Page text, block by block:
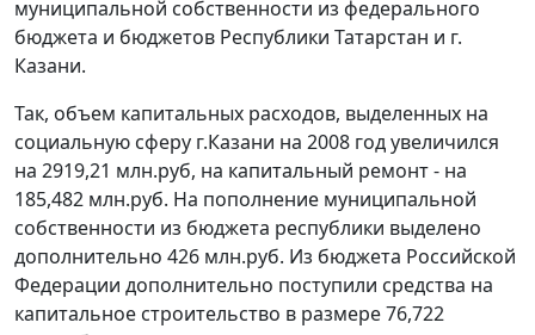
муниципальной собственности из федерального
бюджета и бюджетов Республики Татарстан и г.
Казани.
Так, объем капитальных расходов, выделенных на
социальную сферу г.Казани на 2008 год увеличился
на 2919,21 млн.руб, на капитальный ремонт - на
185,482 млн.руб. На пополнение муниципальной
собственности из бюджета республики выделено
дополнительно 426 млн.руб. Из бюджета Российской
Федерации дополнительно поступили средства на
капитальное строительство в размере 76,722